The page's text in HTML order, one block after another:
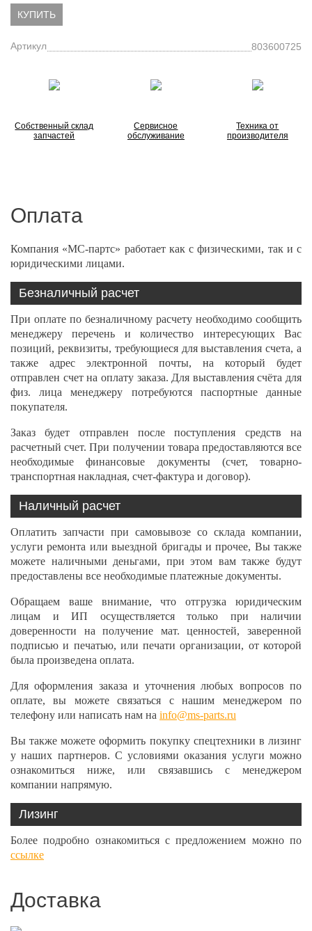
КУПИТЬ
Артикул 803600725
Собственный склад
запчастей
Сервисное
обслуживание
Техника от
производителя
Оплата
Компания «МС-партс» работает как с физическими, так и с
юридическими лицами.
Безналичный расчет
При оплате по безналичному расчету необходимо сообщить
менеджеру перечень и количество интересующих Вас
позиций, реквизиты, требующиеся для выставления счета, а
также адрес электронной почты, на который будет
отправлен счет на оплату заказа. Для выставления счёта для
физ. лица менеджеру потребуются паспортные данные
покупателя.
Заказ будет отправлен после поступления средств на
расчетный счет. При получении товара предоставляются все
необходимые финансовые документы (счет, товарно-
транспортная накладная, счет-фактура и договор).
Наличный расчет
Оплатить запчасти при самовывозе со склада компании,
услуги ремонта или выездной бригады и прочее, Вы также
можете наличными деньгами, при этом вам также будут
предоставлены все необходимые платежные документы.
Обращаем ваше внимание, что отгрузка юридическим
лицам и ИП осуществляется только при наличии
доверенности на получение мат. ценностей, заверенной
подписью и печатью, или печати организации, от которой
была произведена оплата.
Для оформления заказа и уточнения любых вопросов по
оплате, вы можете связаться с нашим менеджером по
телефону или написать нам на info@ms-parts.ru
Вы также можете оформить покупку спецтехники в лизинг
у наших партнеров. С условиями оказания услуги можно
ознакомиться ниже, или связавшись с менеджером
компании напрямую.
Лизинг
Более подробно ознакомиться с предложением можно по
ссылке
Доставка